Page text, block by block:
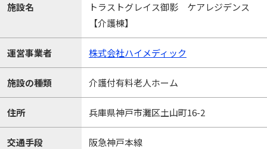
施設名
トラストグレイス御影 ケアレジデンス
【介護棟】
運営事業者 株式会社ハイメディック
施設の種類 介護付有料老人ホーム
住所 兵庫県神戸市灘区土山町16-2
交通手段
阪急神戸本線